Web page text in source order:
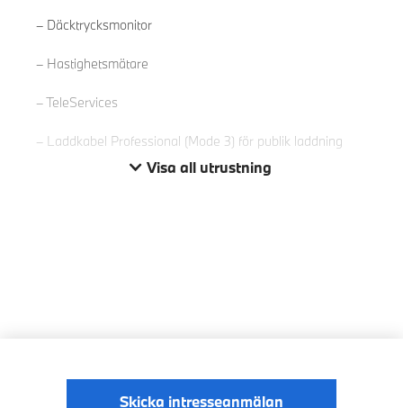
Däcktrycksmonitor
Hastighetsmätare
TeleServices
Laddkabel Professional (Mode 3) för publik laddning
Visa all utrustning
Skicka intresseanmälan